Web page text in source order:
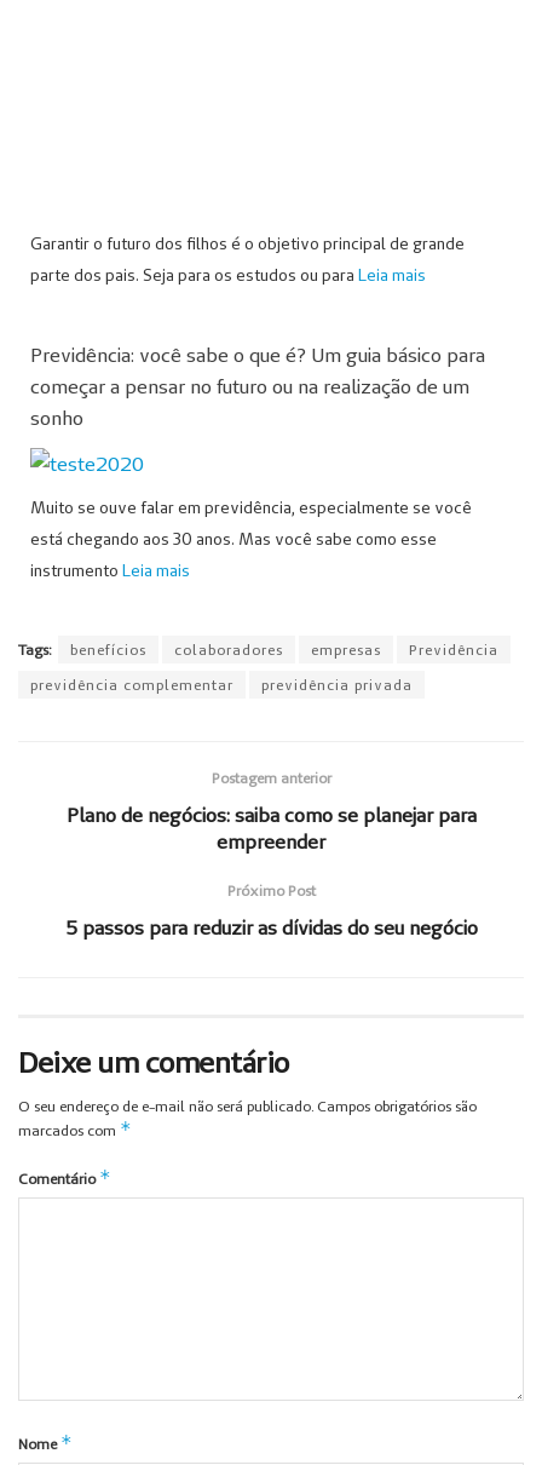
Garantir o futuro dos filhos é o objetivo principal de grande
parte dos pais. Seja para os estudos ou para Leia mais
Previdência: você sabe o que é? Um guia básico para
começar a pensar no futuro ou na realização de um
sonho
Muito se ouve falar em previdência, especialmente se você
está chegando aos 30 anos. Mas você sabe como esse
instrumento Leia mais
Tags: benefícios colaboradores empresas
Previdência
previdência complementar
previdência privada
Postagem anterior
Plano de negócios: saiba como se planejar para
empreender
Próximo Post
5 passos para reduzir as dívidas do seu negócio
Deixe um comentário
O seu endereço de e-mail não será publicado. Campos obrigatórios são
marcados com *
Comentário *
Nome *